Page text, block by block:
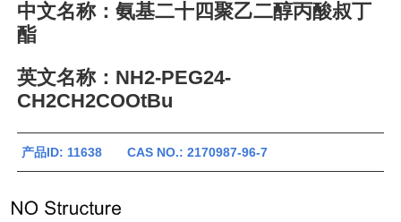
中文名称：氨基二十四聚乙二醇丙酸叔丁
酯
英文名称：NH2-PEG24-
CH2CH2COOtBu
产品ID: 11638 CAS NO.: 2170987-96-7